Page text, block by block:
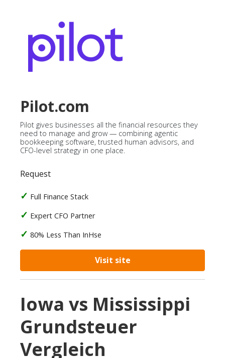
Pilot.com
Pilot gives businesses all the financial resources they
need to manage and grow — combining agentic
bookkeeping software, trusted human advisors, and
CFO-level strategy in one place.
Request
Full Finance Stack
Expert CFO Partner
80% Less Than InHse
Visit site
Iowa vs Mississippi
Grundsteuer
Vergleich